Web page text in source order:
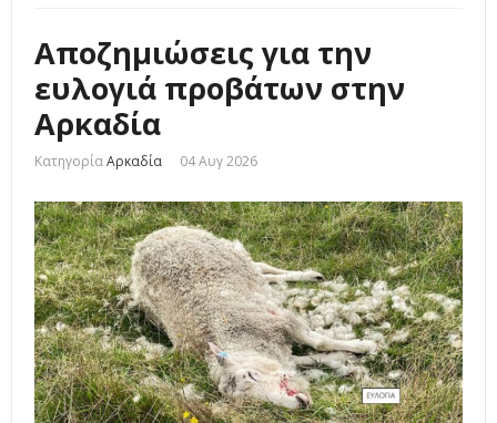
Αποζημιώσεις για την
ευλογιά προβάτων στην
Αρκαδία
ΚατηγορίαΑρκαδία 04 Αυγ 2026